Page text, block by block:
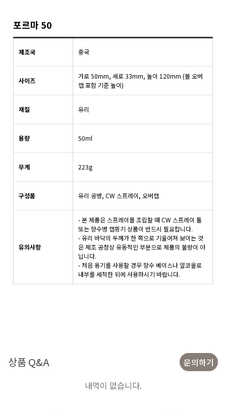
포르마 50
제조국 중국
사이즈
가로 50mm, 세로 33mm, 높이 120mm (볼 오버
캡 포함 기준 높이)
재질 유리
용량 50ml
무게 223g
구성품 유리 공병, CW 스프레이, 오버캡
유의사항
-본 제품은 스프레이를 조립할 때 CW 스프레이 툴
또는 향수병 캡핑기 상품이 반드시 필요합니다.
- 유리 바닥의 두께가 한 쪽으로 기울어져 보이는 것
은 제조 공정상 유동적인 부분으로 제품의 불량이 아
닙니다.
- 처음 용기를 사용할 경우 향수 베이스나 알코올로
내부를 세척한 뒤에 사용하시기 바랍니다.
상품 Q&A
문의하기
내역이 없습니다.